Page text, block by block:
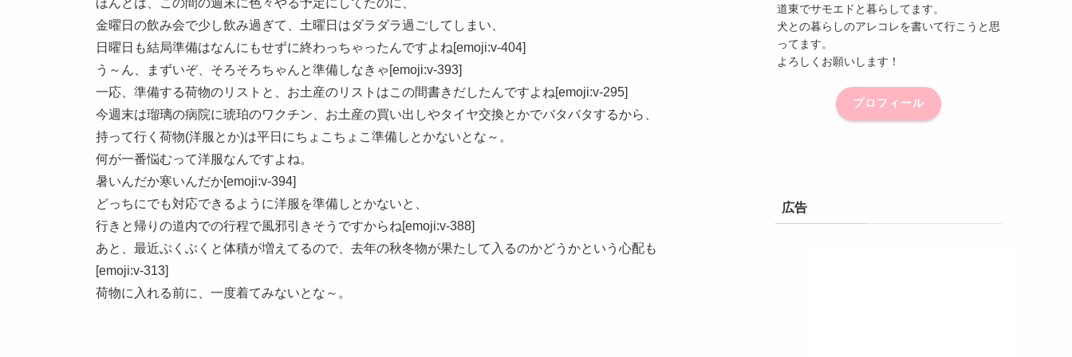
ほんとは、この間の週末に色々やる予定にしてたのに、
金曜日の飲み会で少し飲み過ぎて、土曜日はダラダラ過ごしてしまい、
日曜日も結局準備はなんにもせずに終わっちゃったんですよね[emoji:v-404]
う～ん、まずいぞ、そろそろちゃんと準備しなきゃ[emoji:v-393]
一応、準備する荷物のリストと、お土産のリストはこの間書きだしたんですよね[emoji:v-295]
今週末は瑠璃の病院に琥珀のワクチン、お土産の買い出しやタイヤ交換とかでバタバタするから、
持って行く荷物(洋服とか)は平日にちょこちょこ準備しとかないとな～。
何が一番悩むって洋服なんですよね。
暑いんだか寒いんだか[emoji:v-394]
どっちにでも対応できるように洋服を準備しとかないと、
行きと帰りの道内での行程で風邪引きそうですからね[emoji:v-388]
あと、最近ぶくぶくと体積が増えてるので、去年の秋冬物が果たして入るのかどうかという心配も
[emoji:v-313]
荷物に入れる前に、一度着てみないとな～。
道東でサモエドと暮らしてます。
犬との暮らしのアレコレを書いて行こうと思
ってます。
よろしくお願いします！
プロフィール
広告